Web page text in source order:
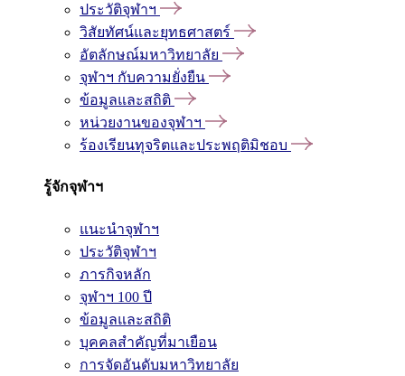
ประวัติจุฬาฯ
วิสัยทัศน์และยุทธศาสตร์
อัตลักษณ์มหาวิทยาลัย
จุฬาฯ กับความยั่งยืน
ข้อมูลและสถิติ
หน่วยงานของจุฬาฯ
ร้องเรียนทุจริตและประพฤติมิชอบ
รู้จักจุฬาฯ
แนะนำจุฬาฯ
ประวัติจุฬาฯ
ภารกิจหลัก
จุฬาฯ 100 ปี
ข้อมูลและสถิติ
บุคคลสำคัญที่มาเยือน
การจัดอันดับมหาวิทยาลัย